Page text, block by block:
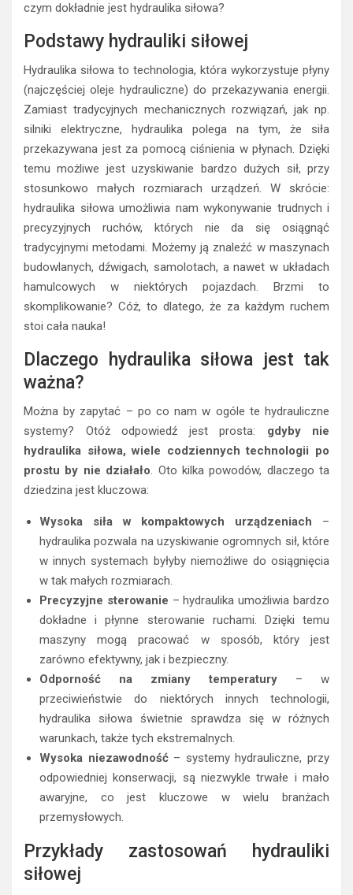
czym dokładnie jest hydraulika siłowa?
Podstawy hydrauliki siłowej
Hydraulika siłowa to technologia, która wykorzystuje płyny
(najczęściej oleje hydrauliczne) do przekazywania energii.
Zamiast tradycyjnych mechanicznych rozwiązań, jak np.
silniki elektryczne, hydraulika polega na tym, że siła
przekazywana jest za pomocą ciśnienia w płynach. Dzięki
temu możliwe jest uzyskiwanie bardzo dużych sił, przy
stosunkowo małych rozmiarach urządzeń. W skrócie:
hydraulika siłowa umożliwia nam wykonywanie trudnych i
precyzyjnych ruchów, których nie da się osiągnąć
tradycyjnymi metodami. Możemy ją znaleźć w maszynach
budowlanych, dźwigach, samolotach, a nawet w układach
hamulcowych w niektórych pojazdach. Brzmi to
skomplikowanie? Cóż, to dlatego, że za każdym ruchem
stoi cała nauka!
Dlaczego hydraulika siłowa jest tak
ważna?
Można by zapytać – po co nam w ogóle te hydrauliczne
systemy? Otóż odpowiedź jest prosta: gdyby nie
hydraulika siłowa, wiele codziennych technologii po
prostu by nie działało. Oto kilka powodów, dlaczego ta
dziedzina jest kluczowa:
Wysoka siła w kompaktowych urządzeniach –
hydraulika pozwala na uzyskiwanie ogromnych sił, które
w innych systemach byłyby niemożliwe do osiągnięcia
w tak małych rozmiarach.
Precyzyjne sterowanie – hydraulika umożliwia bardzo
dokładne i płynne sterowanie ruchami. Dzięki temu
maszyny mogą pracować w sposób, który jest
zarówno efektywny, jak i bezpieczny.
Odporność na zmiany temperatury – w
przeciwieństwie do niektórych innych technologii,
hydraulika siłowa świetnie sprawdza się w różnych
warunkach, także tych ekstremalnych.
Wysoka niezawodność– systemy hydrauliczne, przy
odpowiedniej konserwacji, są niezwykle trwałe i mało
awaryjne, co jest kluczowe w wielu branżach
przemysłowych.
Przykłady zastosowań hydrauliki
siłowej